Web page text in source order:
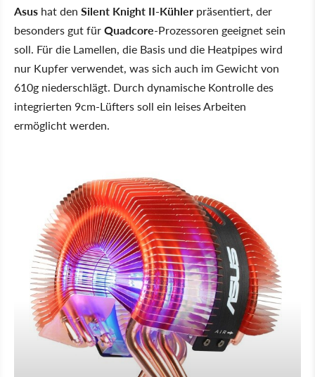
Asus hat den Silent Knight II-Kühler präsentiert, der
besonders gut fürQuadcore-Prozessoren geeignet sein
soll. Für die Lamellen, die Basis und die Heatpipes wird
nur Kupfer verwendet, was sich auch im Gewicht von
610g niederschlägt. Durch dynamische Kontrolle des
integrierten 9cm-Lüfters soll ein leises Arbeiten
ermöglicht werden.